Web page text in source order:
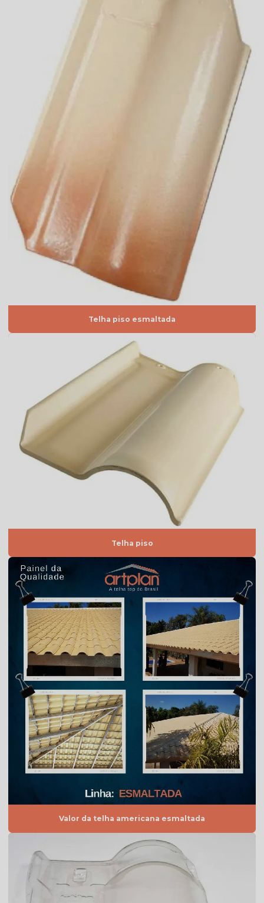
Preço da telha americana esmaltada
Quanto custa telha de cimento
Telha americana caramelo
Telha americana esmaltada
Telha americana esmaltada branca
Telha americana esmaltada cinza
Telha americana esmaltada dupla face
Telha americana esmaltada dupla face preço
Telha americana esmaltada grafite
Telha americana esmaltada lisa
Telha americana esmaltada preço
Telha americana esmaltada valor
Telha americana esmaltada vermelha
Telha americana por m2
Telha americana mesclada
Telha americana mesclada natural
Telha americana mesclada preço
Telha americana mesclada valor
Telha americana resinada branca
Telha americana resinada cores
Telha americana resinada mesclada
Telha americana resinada preço
Telha americana resinada valor
Telha americana resinada vermelha
Telha americana valor
Telha de argila
Telha de barro preço
Telha de barro preço m2
Telha de barro quadrada
Telha de barro romana
Telha branca americana
Telha branca colonial
Telha piso esmaltada
Telha piso
Valor da telha americana esmaltada